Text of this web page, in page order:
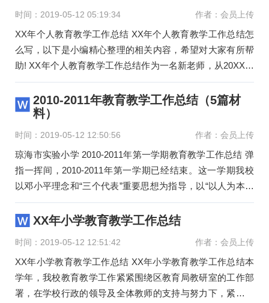
时间：2019-05-12 05:19:34 作者：会员上传
XX年个人教育教学工作总结 XX年个人教育教学工作总结怎
么写，以下是小编精心整理的相关内容，希望对大家有所帮
助! XX年个人教育教学工作总结作为一名新老师，从20XX年
八月份的新
2010-2011年教育教学工作总结（5篇材
料）
时间：2019-05-12 12:50:56 作者：会员上传
琼海市实验小学 2010-2011年第一学期教育教学工作总结 弹
指一挥间，2010-2011年第一学期已经结束。这一学期我校
以邓小平理念和“三个代表”重要思想为指导，以“以人为本，
高效管
XX年小学教育教学工作总结
时间：2019-05-12 12:51:42 作者：会员上传
XX年小学教育教学工作总结 XX年小学教育教学工作总结本
学年，我校教育教学工作紧紧围绕区教育局教研室的工作部
署，在学校行政的领导及全体教师的支持与努力下，紧紧围